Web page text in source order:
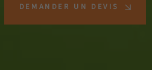
DEMANDER UN DEVIS